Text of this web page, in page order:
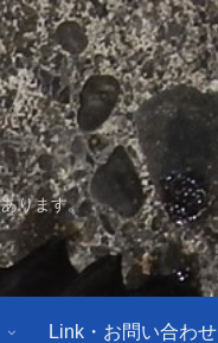
ります。
Link・お問い合わせ